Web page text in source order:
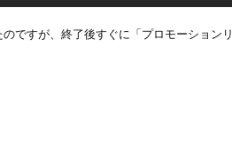
ですが、終了後すぐに「プロモーションリ